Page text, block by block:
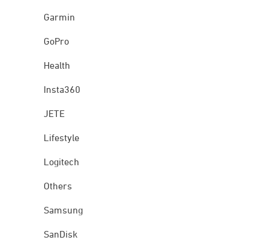
Garmin
GoPro
Health
Insta360
JETE
Lifestyle
Logitech
Others
Samsung
SanDisk